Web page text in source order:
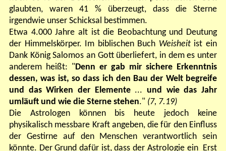
glaubten, waren 41 % überzeugt, dass die Sterne
irgendwie unser Schicksal bestimmen.
Etwa 4.000 Jahre alt ist die Beobachtung und Deutung
der Himmelskörper. Im biblischen Buch Weisheitist ein
Dank König Salomos an Gott überliefert, in dem es unter
anderem heißt: "Denn er gab mir sichere Erkenntnis
dessen, was ist, so dass ich den Bau der Welt begreife
und das Wirken der Elemente ... und wie das Jahr
umläuft und wie die Sterne stehen." (7, 7.19)
Die Astrologen können bis heute jedoch keine
physikalisch messbare Kraft angeben, die für den Einfluss
der Gestirne auf den Menschen verantwortlich sein
könnte. Der Grund dafür ist, dass der Astrologie ein Erst